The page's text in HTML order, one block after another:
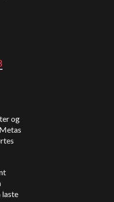
og
laste